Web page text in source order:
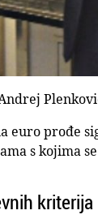
euro prođe
s kojima
kriterija